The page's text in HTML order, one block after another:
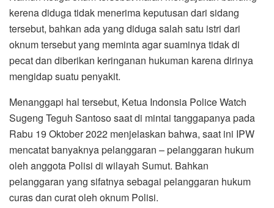
kerena diduga tidak menerima keputusan dari sidang
tersebut, bahkan ada yang diduga salah satu istri dari
oknum tersebut yang meminta agar suaminya tidak di
pecat dan diberikan keringanan hukuman karena dirinya
mengidap suatu penyakit.
Menanggapi hal tersebut, Ketua Indonsia Police Watch
Sugeng Teguh Santoso saat di mintai tanggapanya pada
Rabu 19 Oktober 2022 menjelaskan bahwa, saat ini IPW
mencatat banyaknya pelanggaran – pelanggaran hukum
oleh anggota Polisi di wilayah Sumut. Bahkan
pelanggaran yang sifatnya sebagai pelanggaran hukum
curas dan curat oleh oknum Polisi.